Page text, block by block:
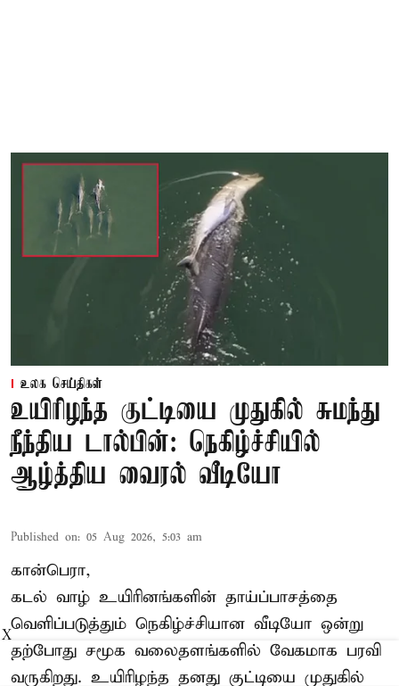
உலக செய்திகள்
உயிரிழந்த குட்டியை முதுகில் சுமந்து
நீந்திய டால்பின்: நெகிழ்ச்சியில்
ஆழ்த்திய வைரல் வீடியோ
Published on: 05 Aug 2026, 5:03 am
கான்பெரா,
கடல் வாழ் உயிரினங்களின் தாய்ப்பாசத்தை
வெளிப்படுத்தும் நெகிழ்ச்சியான வீடியோ ஒன்று
தற்போது சமூக வலைதளங்களில் வேகமாக பரவி
வருகிறது. உயிரிழந்த தனது குட்டியை முதுகில்
X